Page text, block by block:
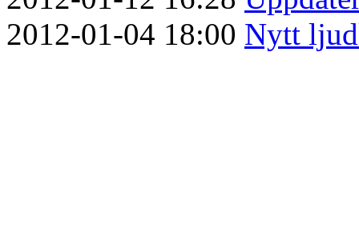
2012-01-04 18:00 Nytt